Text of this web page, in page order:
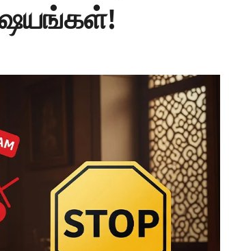
Tamil Motivation Videos
வேண்டிய நேரத்தில்